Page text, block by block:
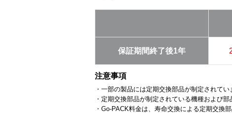
保証期間終了後1年
注意事項
・一部の製品には定期交換部品が制定されてい
・定期交換部品が制定されている機種および
・Go-PACK料金は、寿命交換による定期交換